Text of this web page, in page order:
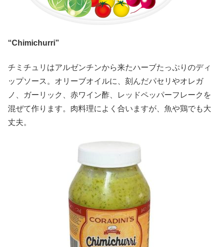
“Chimichurri”
チミチュリはアルゼンチンから来たハーブたっぷりのディ
ップソース。オリーブオイルに、刻んだパセリやオレガ
ノ、ガーリック、赤ワイン酢、レッドペッパーフレークを
混ぜて作ります。肉料理によく合いますが、魚や鶏でも大
丈夫。